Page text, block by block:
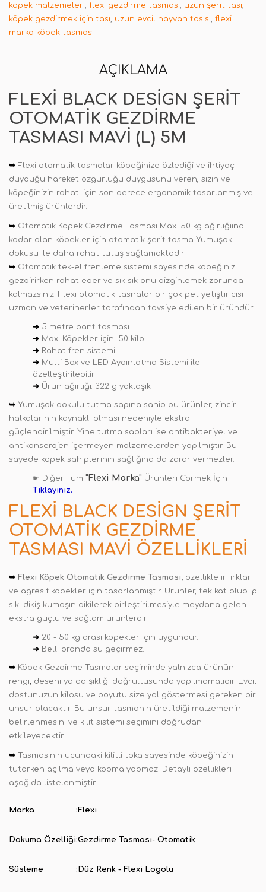
köpek malzemeleri, flexi gezdirme tasması, uzun şerit tası,
köpek gezdirmek için tası, uzun evcil hayvan tasısı, flexi
marka köpek tasması
AÇIKLAMA
FLEXI BLACK DESIGN ŞERIT
OTOMATIK GEZDIRME
TASMASI MAVI (L) 5M
➥ Flexi otomatik tasmalar köpeğinize özlediği ve ihtiyaç
duyduğu hareket özgürlüğü duygusunu veren, sizin ve
köpeğinizin rahatı için son derece ergonomik tasarlanmış ve
üretilmiş ürünlerdir.
➥ Otomatik Köpek Gezdirme Tasması Max. 50 kg ağırlığıına
kadar olan köpekler için otomatik şerit tasma Yumuşak
dokusu ile daha rahat tutuş sağlamaktadır
➥ Otomatik tek-el frenleme sistemi sayesinde köpeğinizi
gezdirirken rahat eder ve sık sık onu dizginlemek zorunda
kalmazsınız. Flexi otomatik tasnalar bir çok pet yetiştiricisi
uzman ve veterinerler tarafından tavsiye edilen bir üründür.
➜ 5 metre bant tasması
➜ Max. Köpekler için. 50 kilo
➜ Rahat fren sistemi
➜ Multi Box ve LED Aydınlatma Sistemi ile
özelleştirilebilir
➜ Ürün ağırlığı: 322 g yaklaşık
➥ Yumuşak dokulu tutma sapına sahip bu ürünler, zincir
halkalarının kaynaklı olması nedeniyle ekstra
güçlendirilmiştir. Yine tutma sapları ise antibakteriyel ve
antikanserojen içermeyen malzemelerden yapılmıştır. Bu
sayede köpek sahiplerinin sağlığına da zarar vermezler.
☛ Diğer Tüm "Flexi Marka" Ürünleri Görmek İçin
Tıklayınız.
FLEXI BLACK DESIGN ŞERIT
OTOMATIK GEZDIRME
TASMASI MAVI ÖZELLIKLERI
➥ Flexi Köpek Otomatik Gezdirme Tasması, özellikle iri ırklar
ve agresif köpekler için tasarlanmıştır. Ürünler, tek kat olup ip
sıkı dikiş kumaşın dikilerek birleştirilmesiyle meydana gelen
ekstra güçlü ve sağlam ürünlerdir.
➜ 20 - 50 kg arası köpekler için uygundur.
➜ Belli oranda su geçirmez.
➥ Köpek Gezdirme Tasmalar seçiminde yalnızca ürünün
rengi, deseni ya da şıklığı doğrultusunda yapılmamalıdır. Evcil
dostunuzun kilosu ve boyutu size yol göstermesi gereken bir
unsur olacaktır. Bu unsur tasmanın üretildiği malzemenin
belirlenmesini ve kilit sistemi seçimini doğrudan
etkileyecektir.
➥
Tasmasının ucundaki kilitli toka sayesinde köpeğinizin
tutarken açılma veya kopma yapmaz. Detaylı özellikleri
aşağıda listelenmiştir.
Marka :Flexi
Dokuma Özelliği:Gezdirme Tasması- Otomatik
Süsleme : Düz Renk - Flexi Logolu